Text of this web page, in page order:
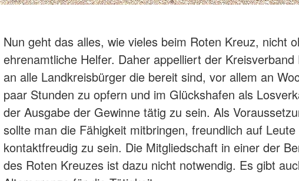
Nun geht das alles, wie vieles beim Roten Kreuz, nicht
ehrenamtliche Helfer. Daher appelliert der Kreisverband
an alle Landkreisbürger die bereit sind, vor allem an
paar Stunden zu opfern und im Glückshafen als
der Ausgabe der Gewinne tätig zu sein. Als
sollte man die Fähigkeit mitbringen, freundlich auf
kontaktfreudig zu sein. Die Mitgliedschaft in einer der
des Roten Kreuzes ist dazu nicht notwendig. Es gibt